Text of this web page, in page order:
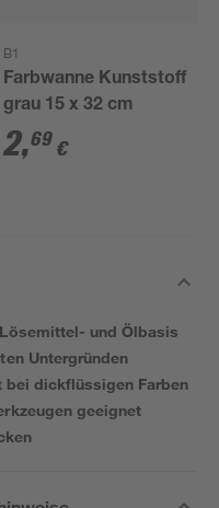
B1
Farbwanne Kunststoff
grau 15 x 32 cm
2,69 €
und Ölbasis
Untergründen
dickflüssigen Farben
geeignet